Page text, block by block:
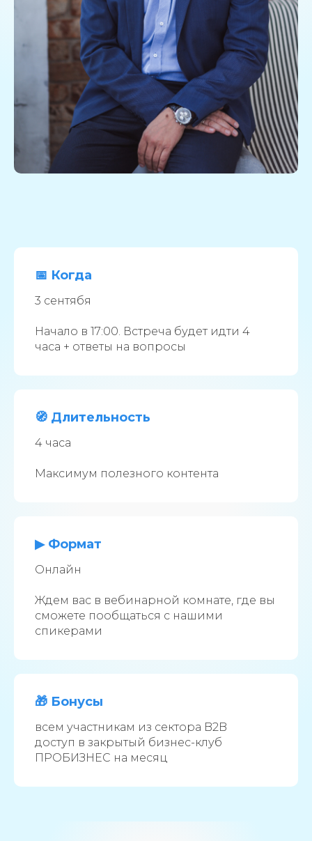
📅 Когда
3 сентябя
Начало в 17:00. Встреча будет идти 4
часа + ответы на вопросы
🧭 Длительность
4 часа
Максимум полезного контента
▶ Формат
Онлайн
Ждем вас в вебинарной комнате, где вы
сможете пообщаться с нашими
спикерами
🎁 Бонусы
всем участникам из сектора B2B
доступ в закрытый бизнес-клуб
ПРОБИЗНЕС на месяц